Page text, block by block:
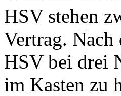
HSV stehen
Vertrag.
HSV bei drei
im Kasten zu